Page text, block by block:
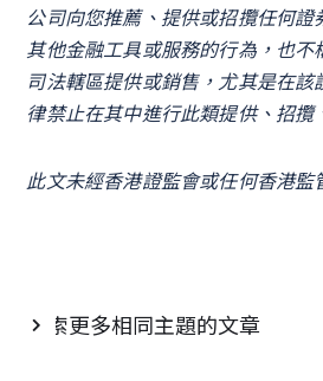
公司向您推薦、提供或招攬任何
其他金融工具或服務的行為，也
司法轄區提供或銷售，尤其是在
律禁止在其中進行此類提供、招攬
此文未經香港證監會或任何香港監
探索更多相同主題的文章
